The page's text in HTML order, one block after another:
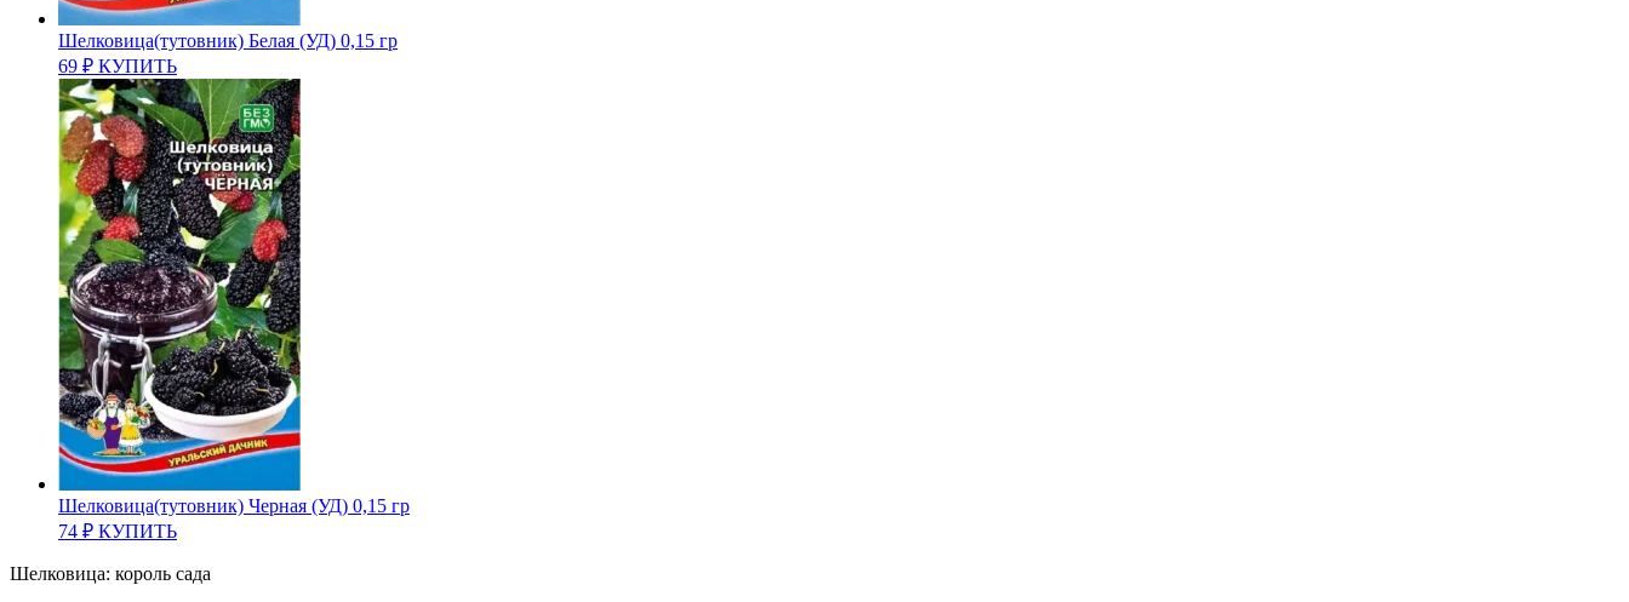
Шелковица(тутовник) Белая (УД) 0,15 гр
69 ₽ КУПИТЬ
Шелковица(тутовник) Черная (УД) 0,15 гр
74 ₽ КУПИТЬ
Шелковица: король сада